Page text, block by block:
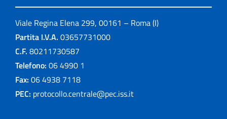
Viale Regina Elena 299, 00161 – Roma (I)
Partita I.V.A. 03657731000
C.F. 80211730587
Telefono: 06 4990 1
Fax: 06 4938 7118
PEC: protocollo.centrale@pec.iss.it